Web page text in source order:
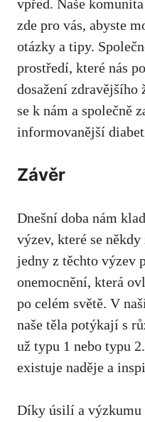
vpřed. Naše
zde pro vás, ⁣abyste⁤
otázky a tipy.
prostředí, které nás
dosažení zdravějšího
se ‍k nám a společně
informovanější
Závěr
Dnešní doba‍ nám
⁣výzev, které se
⁤jedny z těchto výzev
onemocnění, která‍
po celém světě.⁢ V
naše těla⁤ potýkají​ s‍
už typu 1​ nebo typu
existuje naděje a
Díky úsilí a výzkumu